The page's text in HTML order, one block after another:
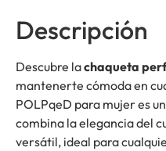
Descripción
Descubre lachaqueta
mantenerte cómoda en
POLPqeD para mujer es
combina la elegancia del
versátil, ideal para